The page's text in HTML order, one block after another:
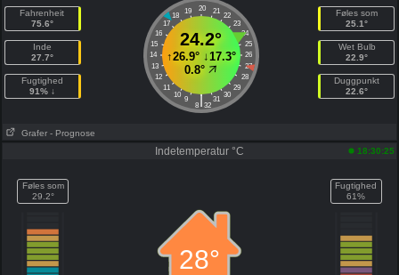
Fahrenheit
75.6°
Inde
27.7°
Fugtighed
91% ↓
20
19 21
18
22
17
23
16
24
15
25
14
26
13
27
12
28
11
29
10
30
9 31
|
8 32
24.2°
↑26.9°↓17.3°
0.8°
Føles som
25.1°
Wet Bulb
22.9°
Duggpunkt
22.6°
Grafer - Prognose
Indetemperatur °C 18:30:25
Føles som
29.2°
28°
Fugtighed
61%